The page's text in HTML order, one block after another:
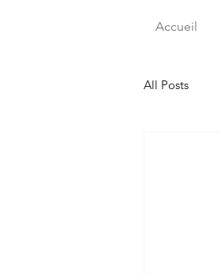
Accueil
All Posts